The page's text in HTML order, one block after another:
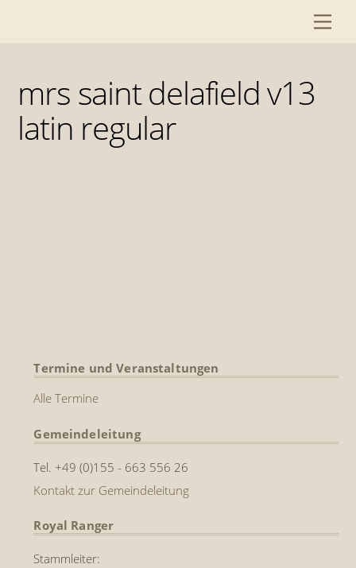
mrs saint delafield v13
latin regular
Termine und Veranstaltungen
Alle Termine
Gemeindeleitung
Tel. +49 (0)155 - 663 556 26
Kontakt zur Gemeindeleitung
Royal Ranger
Stammleiter: